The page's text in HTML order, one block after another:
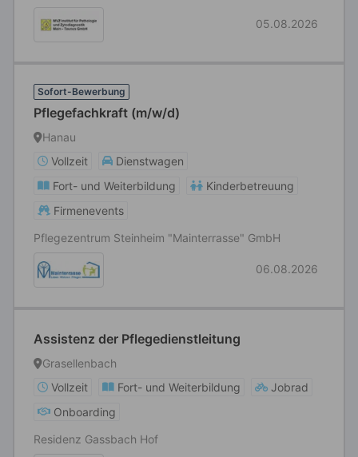
05.08.2026
Sofort-Bewerbung
Pflegefachkraft (m/w/d)
Hanau
Vollzeit
Dienstwagen
Fort- und Weiterbildung
Kinderbetreuung
Firmenevents
Pflegezentrum Steinheim "Mainterrasse" GmbH
06.08.2026
Assistenz der Pflegedienstleitung
Grasellenbach
Vollzeit
Fort- und Weiterbildung
Jobrad
Onboarding
Residenz Gassbach Hof